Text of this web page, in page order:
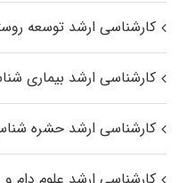
کارشناسی ارشد توسعه
کارشناسی ارشد بیماری‌
کارشناسی ارشد حشره‌